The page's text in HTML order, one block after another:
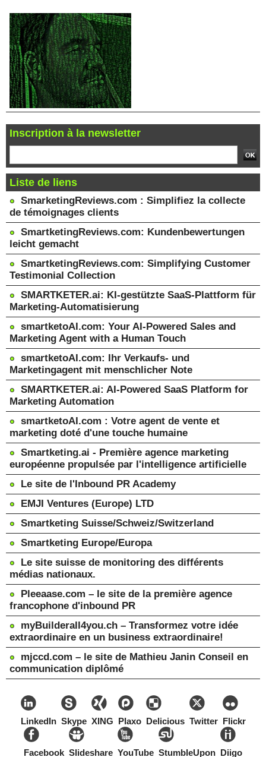
Inscription à la newsletter
Liste de liens
SmarketingReviews.com : Simplifiez la collecte
de témoignages clients
SmartketingReviews.com: Kundenbewertungen
leicht gemacht
SmartketingReviews.com: Simplifying Customer
Testimonial Collection
SMARTKETER.ai: KI-gestützte SaaS-Plattform für
Marketing-Automatisierung
smartketoAI.com: Your AI-Powered Sales and
Marketing Agent with a Human Touch
smartketoAI.com: Ihr Verkaufs- und
Marketingagent mit menschlicher Note
SMARTKETER.ai: AI-Powered SaaS Platform for
Marketing Automation
smartketoAI.com : Votre agent de vente et
marketing doté d'une touche humaine
Smartketing.ai - Première agence marketing
européenne propulsée par l'intelligence artificielle
Le site de l'Inbound PR Academy
EMJI Ventures (Europe) LTD
Smartketing Suisse/Schweiz/Switzerland
Smartketing Europe/Europa
Le site suisse de monitoring des différents
médias nationaux.
Pleeaase.com – le site de la première agence
francophone d'inbound PR
myBuilderall4you.ch – Transformez votre idée
extraordinaire en un business extraordinaire!
mjccd.com – le site de Mathieu Janin Conseil en
communication diplômé
LinkedIn Skype XING Plaxo Delicious Twitter Flickr
Facebook Slideshare YouTube StumbleUpon Diigo